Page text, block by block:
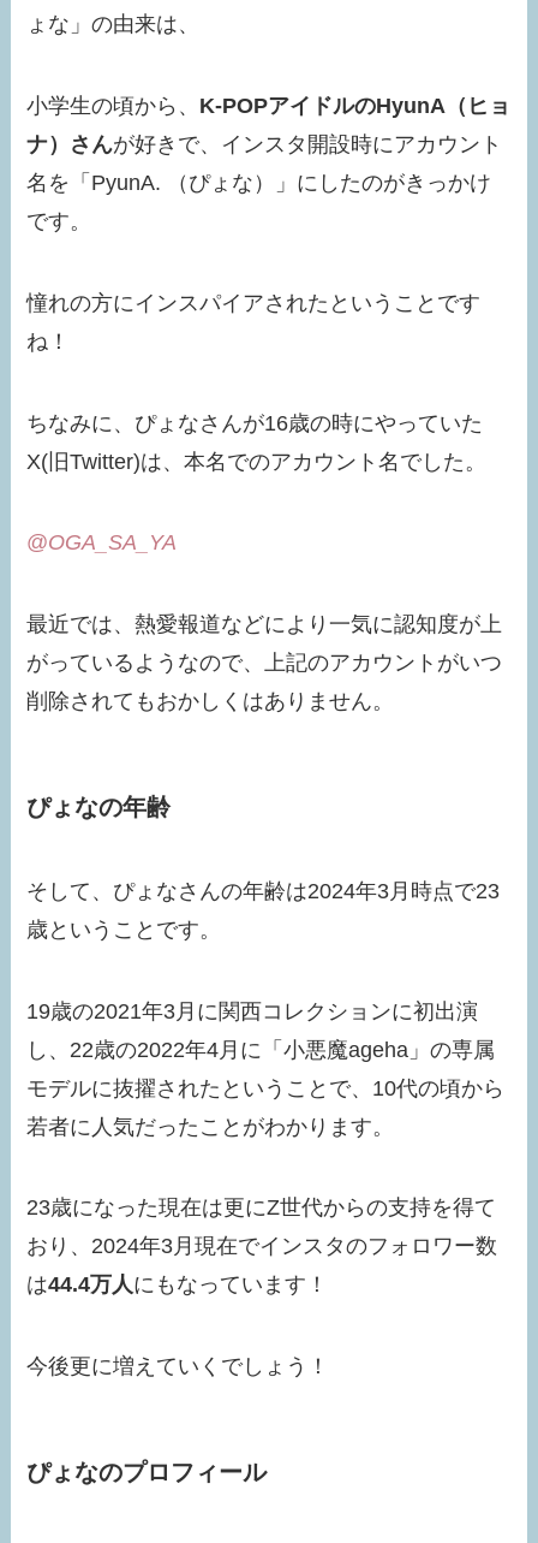
ょな」の由来は、
小学生の頃から、 K-POPアイドルのHyunA（ヒョ
ナ）さんが好きで、インスタ開設時にアカウント
名を「PyunA. （ぴょな）」にしたのがきっかけ
です。
憧れの方にインスパイアされたということです
ね！
ちなみに、ぴょなさんが16歳の時にやっていた
X(旧Twitter)は、本名でのアカウント名でした。
@OGA_SA_YA
最近では、熱愛報道などにより一気に認知度が上
がっているようなので、上記のアカウントがいつ
削除されてもおかしくはありません。
ぴょなの年齢
そして、ぴょなさんの年齢は2024年3月時点で23
歳ということです。
19歳の2021年3月に関西コレクションに初出演
し、22歳の2022年4月に「小悪魔ageha」の専属
モデルに抜擢されたということで、10代の頃から
若者に人気だったことがわかります。
23歳になった現在は更にZ世代からの支持を得て
おり、 2024年3月現在でインスタのフォロワー数
は44.4万人にもなっています！
今後更に増えていくでしょう！
ぴょなのプロフィール